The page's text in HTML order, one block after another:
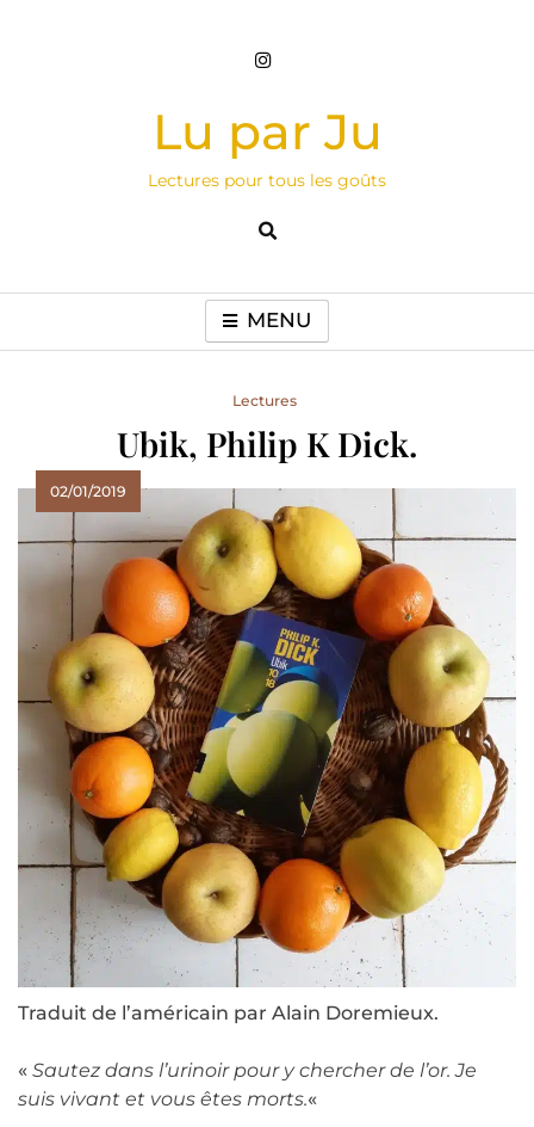
Lu par Ju
Lectures pour tous les goûts
MENU
Lectures
Ubik, Philip K Dick.
02/01/2019
Traduit de l’américain par Alain Doremieux.
« Sautez dans l’urinoir pour y chercher de l’or. Je
suis vivant et vous êtes morts.«